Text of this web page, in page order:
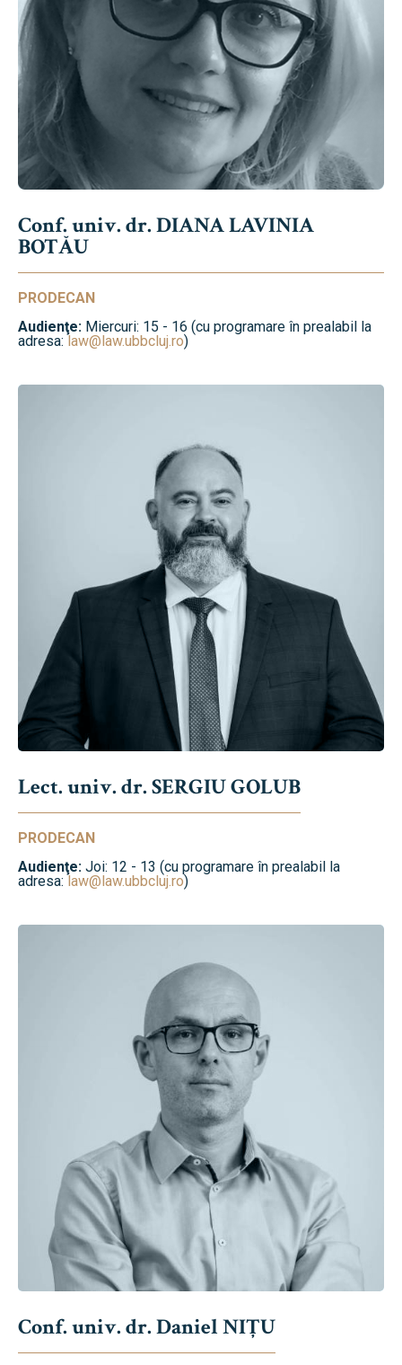
Conf. univ. dr. DIANA LAVINIA
BOTĂU
PRODECAN
Audienţe: Miercuri: 15 - 16 (cu programare în prealabil la
adresa: law@law.ubbcluj.ro)
Lect. univ. dr. SERGIU GOLUB
PRODECAN
Audienţe: Joi: 12 - 13 (cu programare în prealabil la
adresa:law@law.ubbcluj.ro)
Conf. univ. dr. Daniel NIŢU